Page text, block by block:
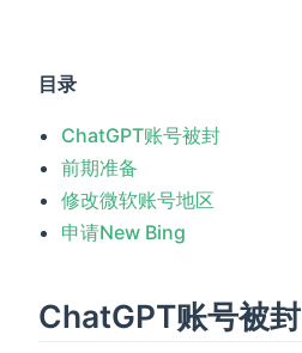
目录
ChatGPT账号被封
前期准备
修改微软账号地区
申请New Bing
ChatGPT账号被封